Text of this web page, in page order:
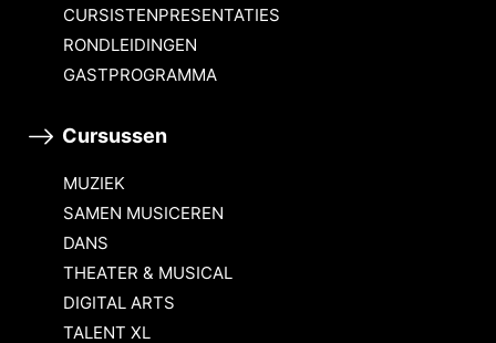
CURSISTENPRESENTATIES
RONDLEIDINGEN
GASTPROGRAMMA
Cursussen
MUZIEK
SAMEN MUSICEREN
DANS
THEATER & MUSICAL
DIGITAL ARTS
TALENT XL